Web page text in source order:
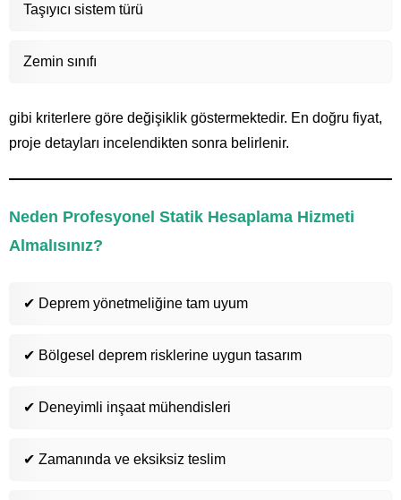
Taşıyıcı sistem türü
Zemin sınıfı
gibi kriterlere göre değişiklik göstermektedir. En doğru fiyat,
proje detayları incelendikten sonra belirlenir.
Neden Profesyonel Statik Hesaplama Hizmeti
Almalısınız?
✔ Deprem yönetmeliğine tam uyum
✔ Bölgesel deprem risklerine uygun tasarım
✔ Deneyimli inşaat mühendisleri
✔ Zamanında ve eksiksiz teslim